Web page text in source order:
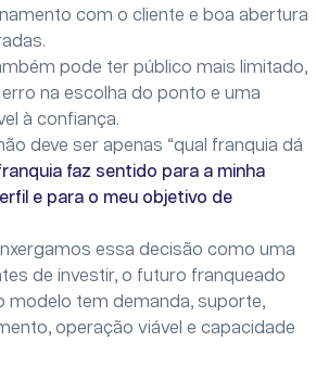
com o cliente e boa abertura
pode ter público mais limitado,
na escolha do ponto e uma
à confiança.
deve ser apenas “qual franquia dá
faz sentido para a minha
e para o meu objetivo de
essa decisão como uma
de investir, o futuro franqueado
modelo tem demanda, suporte,
operação viável e capacidade